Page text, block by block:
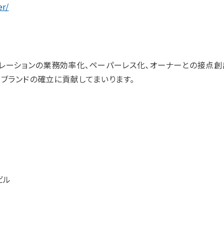
ションの業務効率化、ペーパーレス化、オーナーとの接点
ンドの確立に貢献してまいります。
ル